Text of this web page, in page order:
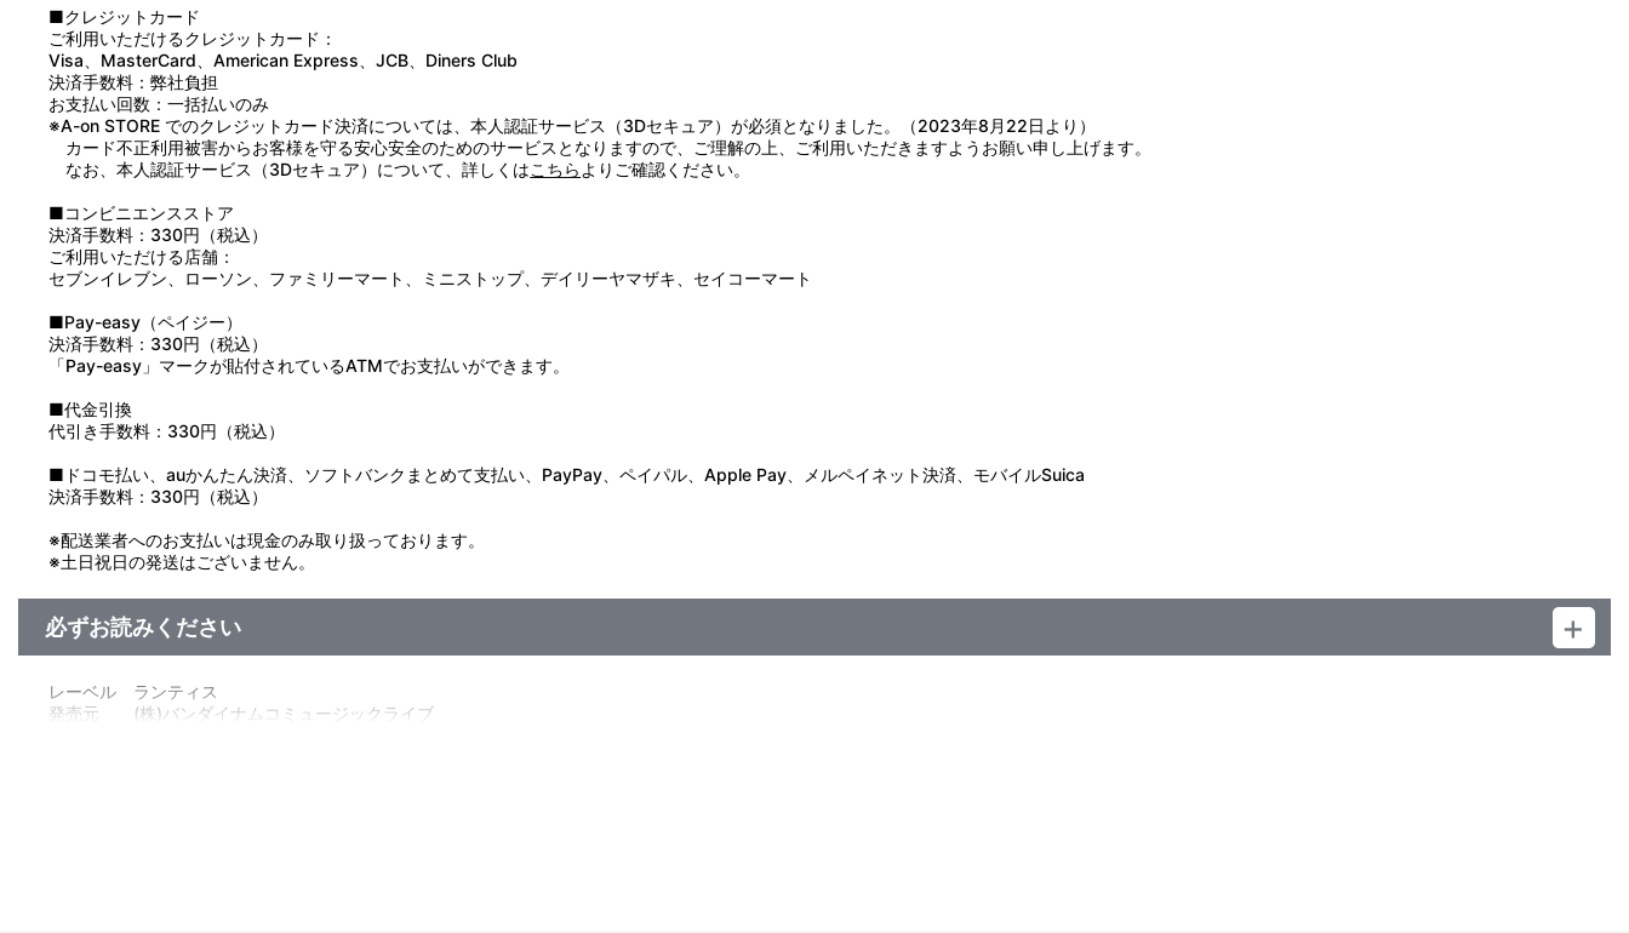
2：ｂｒｉｌｌｉａｎｔ ｖｏｉｃｅ
3：愛のせいで眠れない （Ｉｎｓｔｒｕｍｅｎｔａｌ）
4：ｂｒｉｌｌｉａｎｔ ｖｏｉｃｅ （Ｉｎｓｔｒｕｍｅｎｔａｌ）
■クレジットカード
ご利用いただけるクレジットカード：
Visa、MasterCard、American Express、JCB、Diners Club
決済手数料：弊社負担
お支払い回数：一括払いのみ
※A-on STORE でのクレジットカード決済については、本人認証サービス（3Dセキュア）が必須となりました。（2023年8月22日より）
カード不正利用被害からお客様を守る安心安全のためのサービスとなりますので、ご理解の上、ご利用いただきますようお願い申し上げます。
なお、本人認証サービス（3Dセキュア）について、詳しくはこちら よりご確認ください。
■コンビニエンスストア
決済手数料：330円（税込）
ご利用いただける店舗：
セブンイレブン、ローソン、ファミリーマート、ミニストップ、デイリーヤマザキ、セイコーマート
■Pay-easy（ペイジー）
決済手数料：330円（税込）
「Pay-easy」マークが貼付されているATMでお支払いができます。
■代金引換
代引き手数料：330円（税込）
■ドコモ払い、auかんたん決済、ソフトバンクまとめて支払い、PayPay、ペイパル、Apple Pay、メルペイネット決済、モバイルSuica
決済手数料：330円（税込）
※配送業者へのお支払いは現金のみ取り扱っております。
※土日祝日の発送はございません。
必ずお読みください
レーベル ランティス
発売元 (株)バンダイナムコミュージックライブ